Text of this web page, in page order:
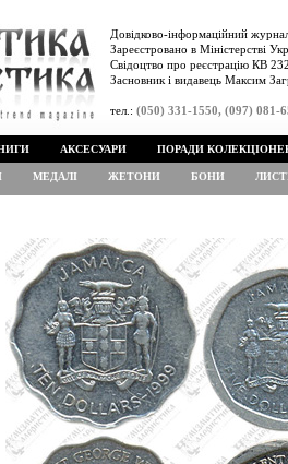
Довідково-інформаційний
Зареєстровано в Міністерстві
Свідоцтво про реєстрацію КВ
Засновник і видавець Максим
тел.: (050) 331-1550, (097) 081-
АКСЕСУАРИ ПОРАДИ
МЕДАЛІ ЖЕТОНИ БОНИ